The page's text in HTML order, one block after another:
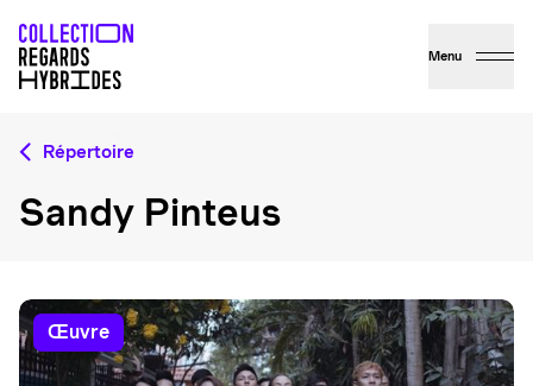
Menu
Répertoire
Sandy Pinteus
œuvre